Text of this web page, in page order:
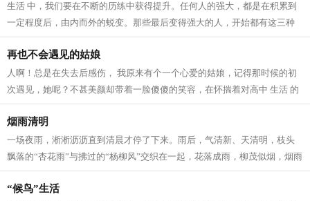
生活 中，我们要在不断的历练中获得提升。任何人的强大，都是在积累到
一定程度后，由内而外的蜕变。那些最后变得强大的人，开始都有这三种
迹象。 常自省 人生 路上，每个人的境...
再也不会遇见的姑娘
人啊！总是在失去后感伤， 我原来有个一个心爱的姑娘，记得那时候的初
次遇见，她呢？不甚美颜却带着一脸傻傻的笑容，在怀揣着对高中 生活 的
向往，在人群中拥挤寻找着我的老师...
烟雨清明
一场夜雨，淅淅沥沥直到清晨才停了下来。雨后，气清新、天清明，枝头
飘落的“杏花雨”与拂过的“杨柳风”交织在一起，花落成雨，柳茂似烟，烟雨
清明寄深情。 清明，逐雨而来。...
“候鸟”生活